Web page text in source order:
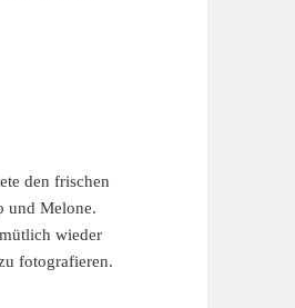
den frischen
und Melone.
wieder
fotografieren.